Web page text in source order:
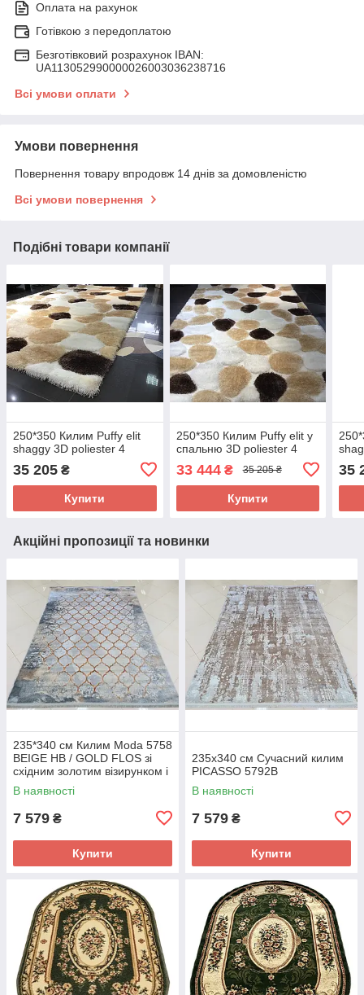
Оплата на рахунок
Готівкою з передоплатою
Безготівковий розрахунок IBAN:
UA113052990000026003036238716
Всі умови оплати
Умови повернення
Повернення товару впродовж 14 днів за домовленістю
Всі умови повернення
Подібні товари компанії
250*350 Килим Puffy elit
shaggy 3D poliester 4
35 205 ₴
Купити
250*350 Килим Puffy elit у
спальню 3D poliester 4
33 444₴ 35 205 ₴
Купити
35
Акційні пропозиції та новинки
235*340 см Килим Moda 5758
BEIGE HB / GOLD FLOS зі
східним золотим візирунком і
короткою бахромою
В наявності
7 579 ₴
Купити
235х340 см Сучасний килим
PICASSO 5792B
В наявності
7 579 ₴
Купити